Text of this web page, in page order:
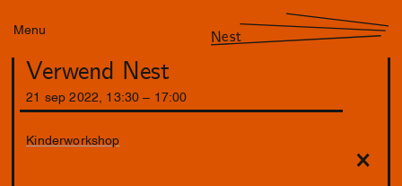
Menu Nest
Verwend Nest
21 sep 2022 13 :30 17 :00
Kinderworkshop